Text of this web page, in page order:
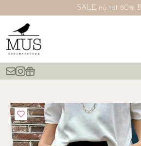
SALE nú tot 60% ‼️